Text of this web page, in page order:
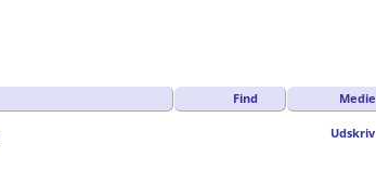
Find Medie
Udskriv